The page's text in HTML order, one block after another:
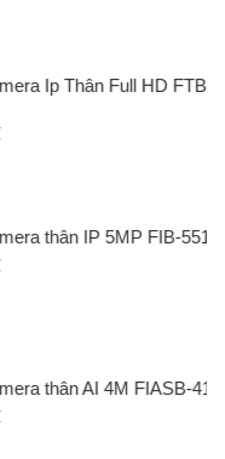
HD FTB-2140RFWP-
FIB-5510RAGP
FIASB-4144RFWP